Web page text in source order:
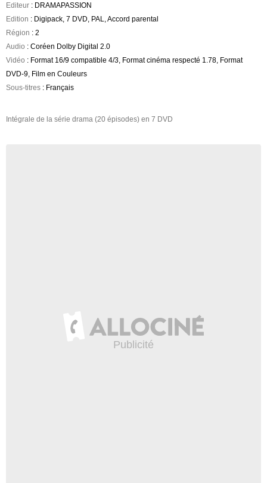
Editeur : DRAMAPASSION
Edition : Digipack, 7 DVD, PAL, Accord parental
Région : 2
Audio : Coréen Dolby Digital 2.0
Vidéo : Format 16/9 compatible 4/3, Format cinéma respecté 1.78, Format
DVD-9, Film en Couleurs
Sous-titres : Français
Intégrale de la série drama (20 épisodes) en 7 DVD